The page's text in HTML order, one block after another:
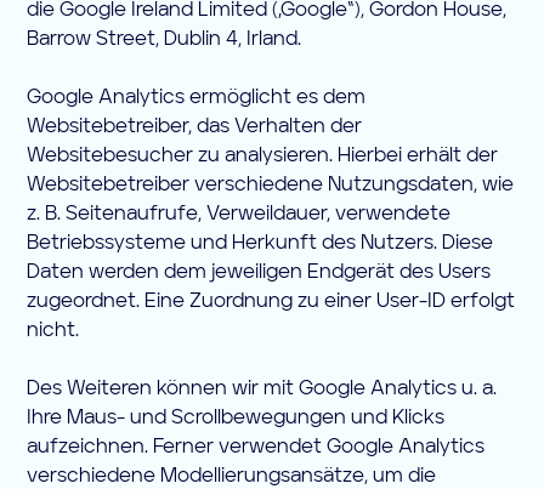
die Google Ireland Limited („Google“), Gordon House,
Barrow Street, Dublin 4, Irland.
Google Analytics ermöglicht es dem
Websitebetreiber, das Verhalten der
Websitebesucher zu analysieren. Hierbei erhält der
Websitebetreiber verschiedene Nutzungsdaten, wie
z. B. Seitenaufrufe, Verweildauer, verwendete
Betriebssysteme und Herkunft des Nutzers. Diese
Daten werden dem jeweiligen Endgerät des Users
zugeordnet. Eine Zuordnung zu einer User-ID erfolgt
nicht.
Des Weiteren können wir mit Google Analytics u. a.
Ihre Maus- und Scrollbewegungen und Klicks
aufzeichnen. Ferner verwendet Google Analytics
verschiedene Modellierungsansätze, um die